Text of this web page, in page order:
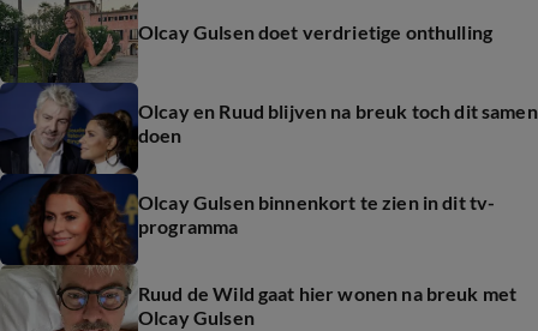
Olcay Gulsen doet verdrietige onthulling
Olcay en Ruud blijven na breuk toch dit samen
doen
Olcay Gulsen binnenkort te zien in dit tv-
programma
Ruud de Wild gaat hier wonen na breuk met
Olcay Gulsen